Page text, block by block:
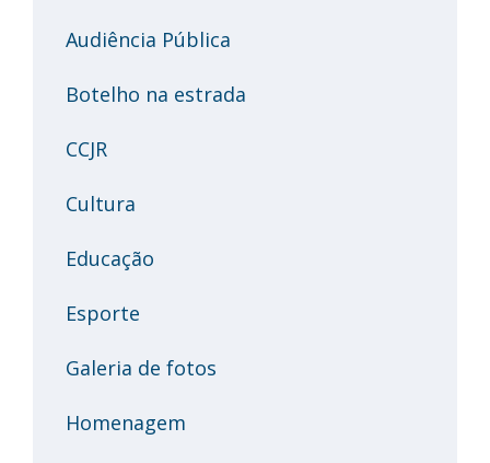
Audiência Pública
Botelho na estrada
CCJR
Cultura
Educação
Esporte
Galeria de fotos
Homenagem